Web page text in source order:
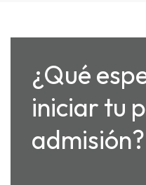
¿Qué
iniciar tu
admisión?